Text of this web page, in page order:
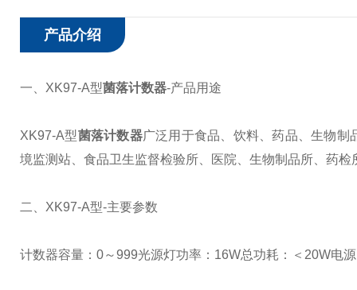
产品介绍
一、XK97-A型菌落计数器-产品用途
XK97-A型菌落计数器广泛用于食品、饮料、药品、生物制
境监测站、食品卫生监督检验所、医院、生物制品所、药
二、XK97-A型-主要参数
计数器容量：0～999光源灯功率：16W总功耗：＜20W电